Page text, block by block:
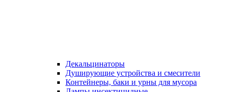
Декальцинаторы
Душирующие устройства и смесители
Контейнеры, баки и урны для мусора